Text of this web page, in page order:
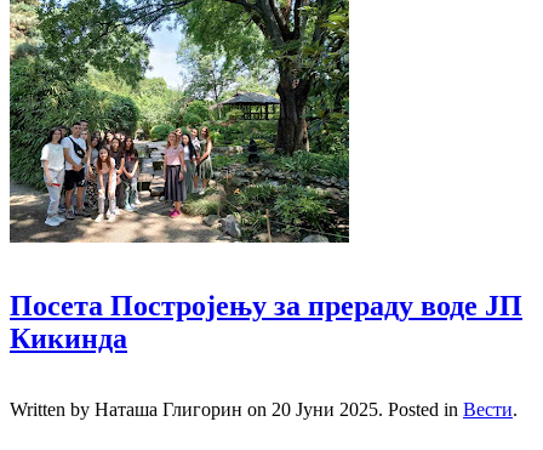
Посета Постројењу за прераду воде ЈП
Кикинда
Written by Наташа Глигорин on 20 Јуни 2025. Posted in Вести.